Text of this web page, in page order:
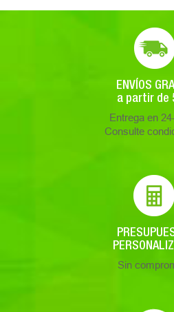
ENVÍOS
a partir de
Entrega en
Consulte
Sin